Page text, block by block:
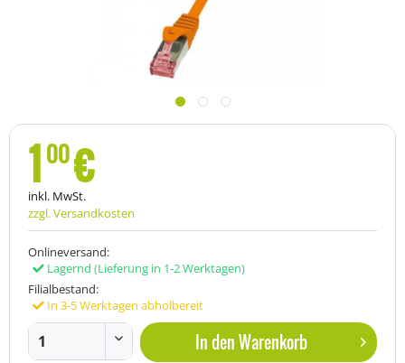
1 00€
inkl. MwSt.
zzgl. Versandkosten
Onlineversand:
Lagernd (Lieferung in 1-2 Werktagen)
Filialbestand:
In 3-5 Werktagen abholbereit
In denWarenkorb